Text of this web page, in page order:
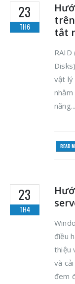
23
TH6
tắt
vật lý
nhằm
năng...
READ
23
TH4
điều
thiệu
và
đem